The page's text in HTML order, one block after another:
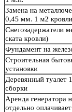
Замена на
0,45 мм. 1 м2 кровли
Снегозадержатели
ската кровли)
Фундамент на
Строительная
установки
Деревянный туалет
сборки
Аренда генератора
отдельно